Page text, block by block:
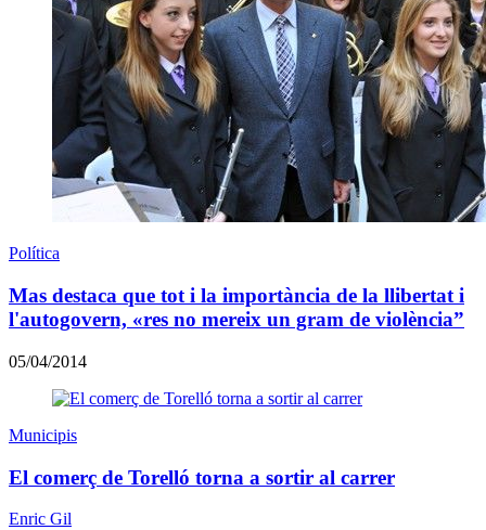
Política
Mas destaca que tot i la importància de la llibertat i
l'autogovern, «res no mereix un gram de violència”
05/04/2014
Municipis
El comerç de Torelló torna a sortir al carrer
Enric Gil